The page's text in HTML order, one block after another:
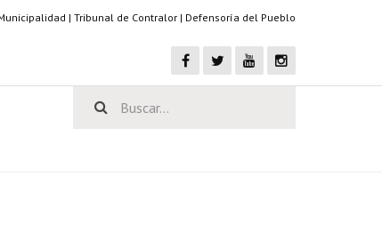
| Tribunal de Contralor | Defensoría del Pueblo